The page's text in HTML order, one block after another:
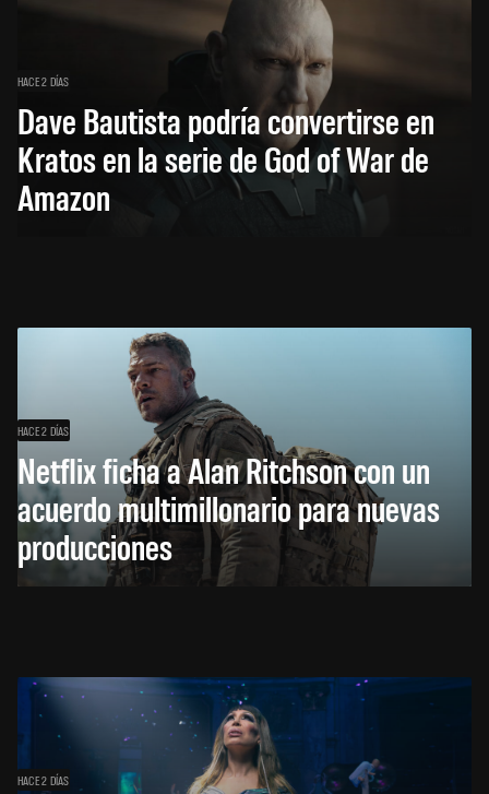
HACE 2 DÍAS
Dave Bautista podría convertirse en
Kratos en la serie de God of War de
Amazon
HACE 2 DÍAS
Netflix ficha a Alan Ritchson con un
acuerdo multimillonario para nuevas
producciones
HACE 2 DÍAS